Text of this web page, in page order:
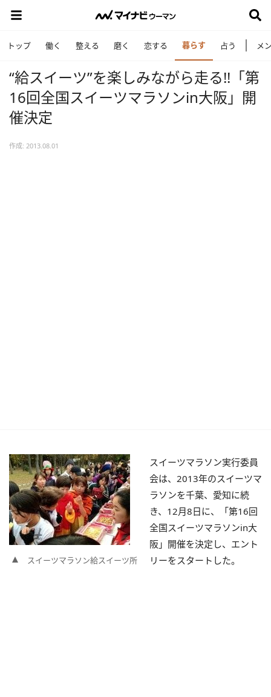
トップ 働く 整える 磨く 恋する 暮らす 占う メ
“給スイーツ”を楽しみながら走る!!「第
16回全国スイーツマラソンin大阪」開
催決定
作成: 2013.08.01
スイーツマラソン給スイーツ所
スイーツマラソン実行委員
会は、2013年のスイーツマ
ラソンを千葉、愛知に続
き、12月8日に、「第16回
全国スイーツマラソンin大
阪」開催を決定し、エント
リーをスタートした。